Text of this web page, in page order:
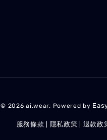
© 2026 ai.wear. Powered by
服務條款 隱私政策 退款政